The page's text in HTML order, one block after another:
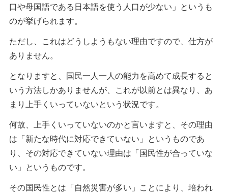
口や母国語である日本語を使う人口が少ない」というも
のが挙げられます。
ただし、これはどうしようもない理由ですので、仕方が
ありません。
となりますと、国民一人一人の能力を高めて成長すると
いう方法しかありませんが、これが以前とは異なり、あ
まり上手くいっていないという状況です。
何故、上手くいっていないのかと言いますと、その理由
は「新たな時代に対応できていない」というものであ
り、その対応できていない理由は「国民性が合っていな
い」というものです。
その国民性とは「自然災害が多い」ことにより、培われ